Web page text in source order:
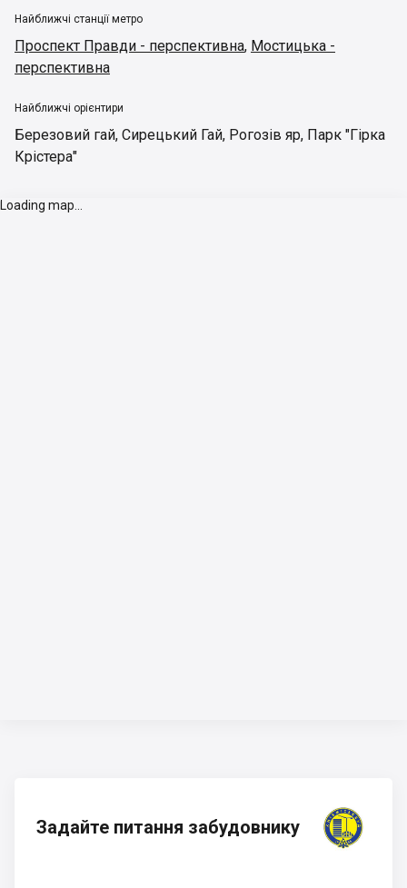
Найближчі станції метро
Проспект Правди - перспективна, Мостицька -
перспективна
Найближчі орієнтири
Березовий гай, Сирецький Гай, Рогозів яр, Парк "Гірка
Крістера"
Loading map...
Задайте питання забудовнику